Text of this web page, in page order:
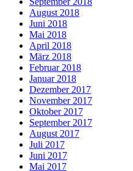
August 2018
Juni 2018
Mai 2018
April 2018
März 2018
Februar 2018
Januar 2018
Dezember 2017
November 2017
Oktober 2017
September 2017
August 2017
Juli 2017
Juni 2017
Mai 2017